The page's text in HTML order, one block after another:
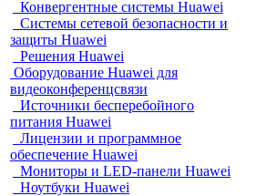
Конвергентные системы Huawei
Системы сетевой безопасности и
защиты Huawei
Решения Huawei
Оборудование Huawei для
видеоконференцсвязи
Источники бесперебойного
питания Huawei
Лицензии и программное
обеспечение Huawei
Мониторы и LED-панели Huawei
Ноутбуки Huawei